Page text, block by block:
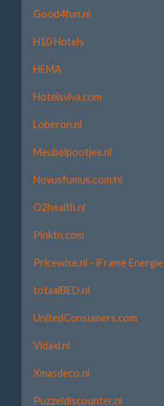
Good4fun.nl
H10 Hotels
HEMA
Hotelsviva.com
Loberon.nl
Meubelpootjes.nl
Novusfumus.com/nl
O2health.nl
Plnktn.com
Pricewise.nl - iFrame Energie
totaalBED.nl
UnitedConsumers.com
Vidaxl.nl
Xmasdeco.nl
Puzzeldiscounter.nl